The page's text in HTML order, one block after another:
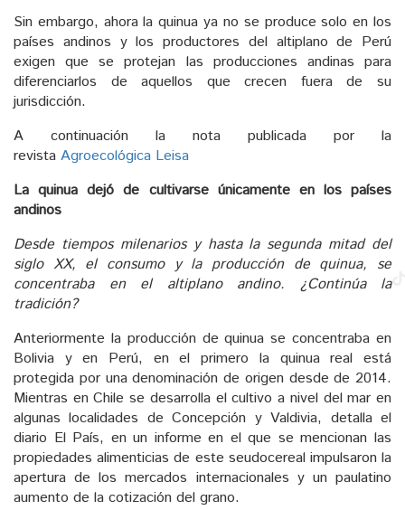
Sin embargo, ahora la quinua ya no se produce solo en los
países andinos y los productores del altiplano de Perú
exigen que se protejan las producciones andinas para
diferenciarlos de aquellos que crecen fuera de su
jurisdicción.
A continuación la nota publicada por la
revista Agroecológica Leisa
La quinua dejó de cultivarse únicamente en los países
andinos
Desde tiempos milenarios y hasta la segunda mitad del
siglo XX, el consumo y la producción de quinua, se
concentraba en el altiplano andino. ¿Continúa la
tradición?
Anteriormente la producción de quinua se concentraba en
Bolivia y en Perú, en el primero la quinua real está
protegida por una denominación de origen desde de 2014.
Mientras en Chile se desarrolla el cultivo a nivel del mar en
algunas localidades de Concepción y Valdivia, detalla el
diario El País, en un informe en el que se mencionan las
propiedades alimenticias de este seudocereal impulsaron la
apertura de los mercados internacionales y un paulatino
aumento de la cotización del grano.